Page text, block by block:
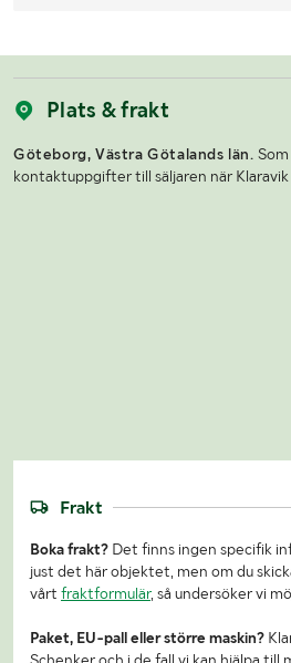
Plats & frakt
Göteborg, Västra Götalands län.
kontaktuppgifter till säljaren när
Frakt
Boka frakt? Det finns ingen specifik
just det här objektet, men om du
vårt fraktformulär, så undersöker vi
Paket, EU-pall eller större maskin?